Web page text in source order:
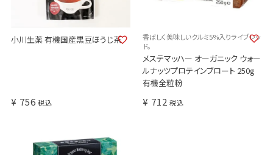
小川生薬 有機国産黒豆ほうじ茶
¥ 756 税込
香ばしく美味しいクルミ5%入りライブレッ
ド。
メステマッハー オーガニック ウォー
ルナッツプロテインブロート 250g
有機全粒粉
¥ 712 税込